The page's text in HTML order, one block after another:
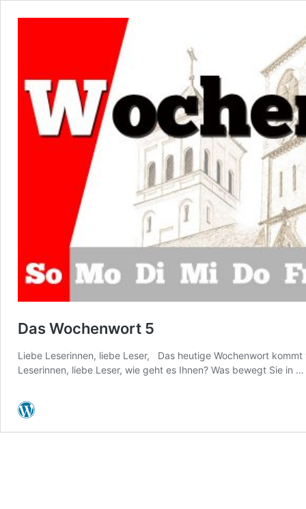
Das Wochenwort 5
Liebe Leserinnen, liebe Leser, Das heutige Wochenwort
Leserinnen, liebe Leser, wie geht es Ihnen? Was bewegt Sie in …